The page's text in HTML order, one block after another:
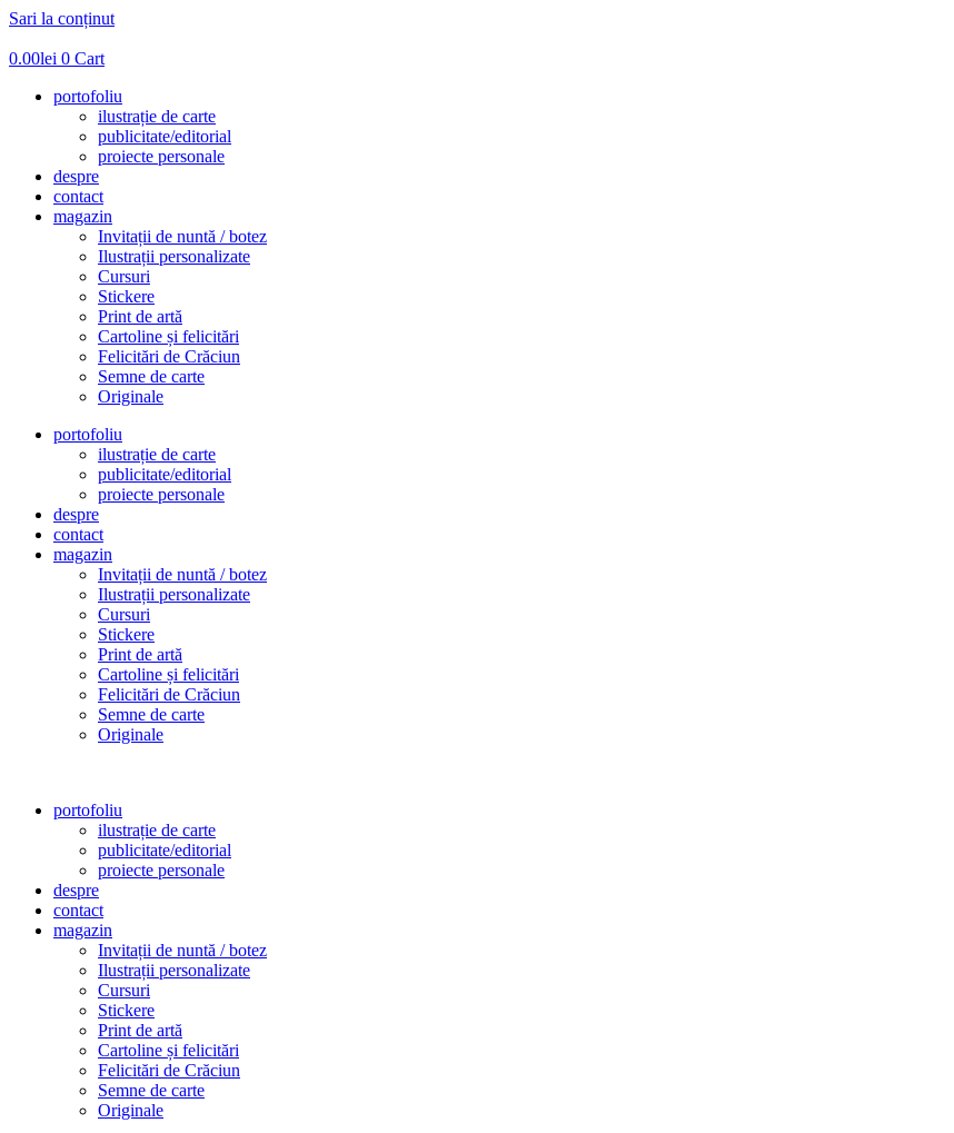
Sari la conținut
0.00lei 0 Cart
portofoliu
ilustrație de carte
publicitate/editorial
proiecte personale
despre
contact
magazin
Invitații de nuntă / botez
Ilustrații personalizate
Cursuri
Stickere
Print de artă
Cartoline și felicitări
Felicitări de Crăciun
Semne de carte
Originale
portofoliu
ilustrație de carte
publicitate/editorial
proiecte personale
despre
contact
magazin
Invitații de nuntă / botez
Ilustrații personalizate
Cursuri
Stickere
Print de artă
Cartoline și felicitări
Felicitări de Crăciun
Semne de carte
Originale
portofoliu
ilustrație de carte
publicitate/editorial
proiecte personale
despre
contact
magazin
Invitații de nuntă / botez
Ilustrații personalizate
Cursuri
Stickere
Print de artă
Cartoline și felicitări
Felicitări de Crăciun
Semne de carte
Originale